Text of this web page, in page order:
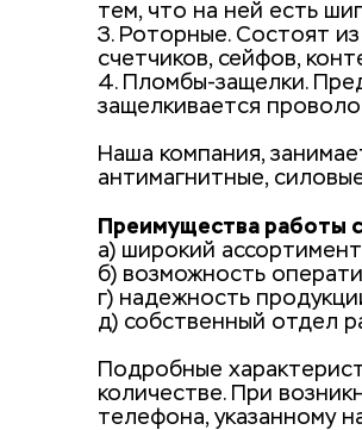
тем, что на ней есть
3. Роторные. Состоят
счетчиков, сейфов,
4. Пломбы-защелки.
защелкивается
Наша компания,
антимагнитные,
а) широкий
б) возможность
г) надежность
д) собственный отдел
Подробные
количестве. При
телефона, указанному